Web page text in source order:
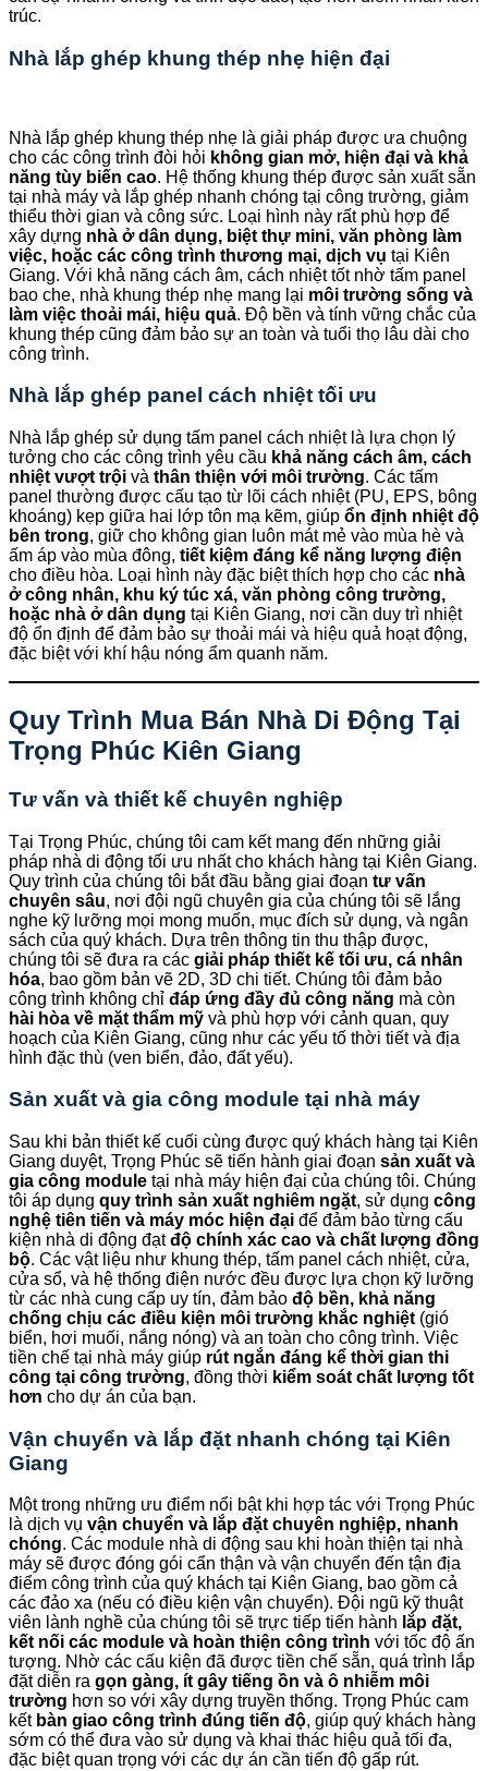
trúc.
Nhà lắp ghép khung thép nhẹ hiện đại
Nhà lắp ghép khung thép nhẹ là giải pháp được ưa chuộng
cho các công trình đòi hỏi không gian mở, hiện đại và khả
năng tùy biến cao. Hệ thống khung thép được sản xuất sẵn
tại nhà máy và lắp ghép nhanh chóng tại công trường, giảm
thiểu thời gian và công sức. Loại hình này rất phù hợp để
xây dựng nhà ở dân dụng, biệt thự mini, văn phòng làm
việc, hoặc các công trình thương mại, dịch vụ tại Kiên
Giang. Với khả năng cách âm, cách nhiệt tốt nhờ tấm panel
bao che, nhà khung thép nhẹ mang lại môi trường sống và
làm việc thoải mái, hiệu quả. Độ bền và tính vững chắc của
khung thép cũng đảm bảo sự an toàn và tuổi thọ lâu dài cho
công trình.
Nhà lắp ghép panel cách nhiệt tối ưu
Nhà lắp ghép sử dụng tấm panel cách nhiệt là lựa chọn lý
tưởng cho các công trình yêu cầu khả năng cách âm, cách
nhiệt vượt trội và thân thiện với môi trường. Các tấm
panel thường được cấu tạo từ lõi cách nhiệt (PU, EPS, bông
khoáng) kẹp giữa hai lớp tôn mạ kẽm, giúp ổn định nhiệt độ
bên trong, giữ cho không gian luôn mát mẻ vào mùa hè và
ấm áp vào mùa đông, tiết kiệm đáng kể năng lượng điện
cho điều hòa. Loại hình này đặc biệt thích hợp cho các nhà
ở công nhân, khu ký túc xá, văn phòng công trường,
hoặc nhà ở dân dụng tại Kiên Giang, nơi cần duy trì nhiệt
độ ổn định để đảm bảo sự thoải mái và hiệu quả hoạt động,
đặc biệt với khí hậu nóng ẩm quanh năm.
Quy Trình Mua Bán Nhà Di Động Tại
Trọng Phúc Kiên Giang
Tư vấn và thiết kế chuyên nghiệp
Tại Trọng Phúc, chúng tôi cam kết mang đến những giải
pháp nhà di động tối ưu nhất cho khách hàng tại Kiên Giang.
Quy trình của chúng tôi bắt đầu bằng giai đoạn tư vấn
chuyên sâu, nơi đội ngũ chuyên gia của chúng tôi sẽ lắng
nghe kỹ lưỡng mọi mong muốn, mục đích sử dụng, và ngân
sách của quý khách. Dựa trên thông tin thu thập được,
chúng tôi sẽ đưa ra các giải pháp thiết kế tối ưu, cá nhân
hóa, bao gồm bản vẽ 2D, 3D chi tiết. Chúng tôi đảm bảo
công trình không chỉ đáp ứng đầy đủ công năng mà còn
hài hòa về mặt thẩm mỹ và phù hợp với cảnh quan, quy
hoạch của Kiên Giang, cũng như các yếu tố thời tiết và địa
hình đặc thù (ven biển, đảo, đất yếu).
Sản xuất và gia công module tại nhà máy
Sau khi bản thiết kế cuối cùng được quý khách hàng tại Kiên
Giang duyệt, Trọng Phúc sẽ tiến hành giai đoạn sản xuất và
gia công module tại nhà máy hiện đại của chúng tôi. Chúng
tôi áp dụng quy trình sản xuất nghiêm ngặt, sử dụng công
nghệ tiên tiến và máy móc hiện đại để đảm bảo từng cấu
kiện nhà di động đạtđộ chính xác cao và chất lượng đồng
bộ. Các vật liệu như khung thép, tấm panel cách nhiệt, cửa,
cửa sổ, và hệ thống điện nước đều được lựa chọn kỹ lưỡng
từ các nhà cung cấp uy tín, đảm bảo độ bền, khả năng
chống chịu các điều kiện môi trường khắc nghiệt (gió
biển, hơi muối, nắng nóng) và an toàn cho công trình. Việc
tiền chế tại nhà máy giúp rút ngắn đáng kể thời gian thi
công tại công trường, đồng thời kiểm soát chất lượng tốt
hơn cho dự án của bạn.
Vận chuyển và lắp đặt nhanh chóng tại Kiên
Giang
Một trong những ưu điểm nổi bật khi hợp tác với Trọng Phúc
là dịch vụ vận chuyển và lắp đặt chuyên nghiệp, nhanh
chóng. Các module nhà di động sau khi hoàn thiện tại nhà
máy sẽ được đóng gói cẩn thận và vận chuyển đến tận địa
điểm công trình của quý khách tại Kiên Giang, bao gồm cả
các đảo xa (nếu có điều kiện vận chuyển). Đội ngũ kỹ thuật
viên lành nghề của chúng tôi sẽ trực tiếp tiến hành lắp đặt,
kết nối các module và hoàn thiện công trình với tốc độ ấn
tượng. Nhờ các cấu kiện đã được tiền chế sẵn, quá trình lắp
đặt diễn ra gọn gàng, ít gây tiếng ồn và ô nhiễm môi
trường hơn so với xây dựng truyền thống. Trọng Phúc cam
kết bàn giao công trình đúng tiến độ, giúp quý khách hàng
sớm có thể đưa vào sử dụng và khai thác hiệu quả tối đa,
đặc biệt quan trọng với các dự án cần tiến độ gấp rút.